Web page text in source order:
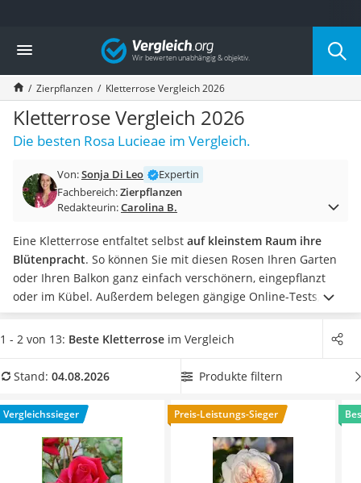
Die beliebtesten Vergleiche nach Kategorie
Baumarkt
Tresor feuerfest
Makita-Akku-Rasenmäher
Kappsäge
Smartes Türschloss
Akku-Rasentrimmer
Split-Klimaanlage 2 Innengeräte
Pelletofen
Tiefbrunnenpumpe
Fliesenschneider
Hochdruckreiniger
Doppelschleifer
Überwachungskamera
Benzinrasenmäher mit Elektrostart
Löschdecke
Winterharte Palmen
Gasdurchlauferhitzer
Vergleich
Zierpflanzen Kletterrose Vergleich 2026
Kletterrose Vergleich 2026
Die besten Rosa Lucieae im Vergleich.
Von:Sonja Di Leo
Expertin
Fachbereich:Zierpflanzen
Redakteurin:Carolina B.
Eine Kletterrose entfaltet selbst auf kleinstem Raum ihre
Blütenpracht. So können Sie mit diesen Rosen Ihren Garten
oder Ihren Balkon ganz einfach verschönern, eingepflanzt
oder im Kübel. Außerdem belegen gängige Online-Tests, dass
die Pflege der Kletterrose sehr einfach ist. Wird sie zu üppig,
können Sie diese mit einerHeckenschere
auf die gewünschte
Produkttabelleeine Kletterrose mit langer Blütezeit
bewundern können. Überzeugt hat uns hier im August 2026
besonders das Modell
Garten Schlüter Kletterrose Red
Flame* mit seinen Eigenschaften.
1 - 2 von 13: Beste Kletterrose im Vergleich
Stand: 04.08.2026 Produkte filtern
Vergleichssieger Preis-Leistungs-Sieger